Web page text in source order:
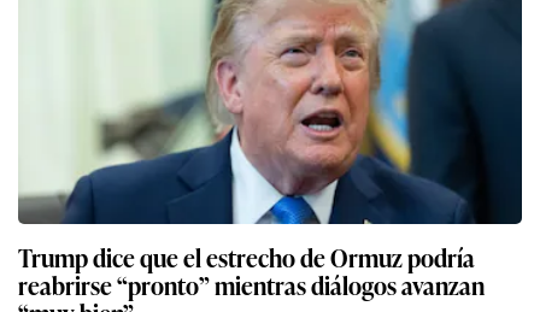
Trump dice que el estrecho de Ormuz podría
reabrirse “pronto” mientras diálogos avanzan